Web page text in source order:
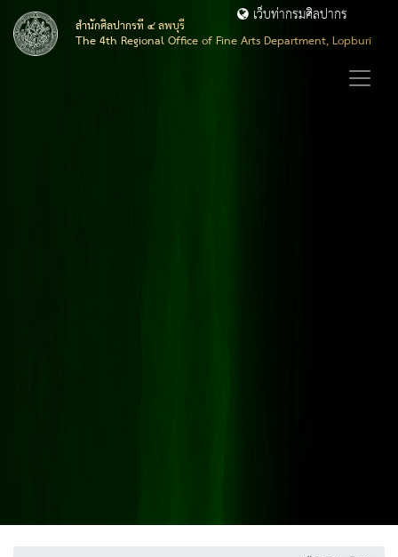
สำนักศิลปากรที่ ๔ ลพบุรี
The 4th Regional Office of Fine Arts Department, Lopburi
เว็บท่ากรมศิลปากร